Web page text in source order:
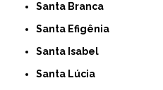
Santa Branca
Santa Efigênia
Santa Isabel
Santa Lúcia